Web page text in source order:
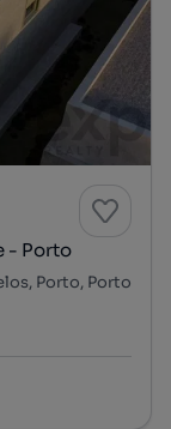
- Porto
Porto, Porto